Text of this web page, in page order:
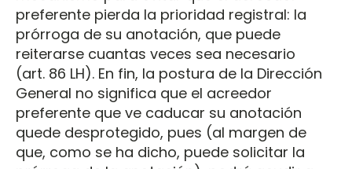
preferente pierda la prioridad registral: la
prórroga de su anotación, que puede
reiterarse cuantas veces sea necesario
(art. 86 LH). En fin, la postura de la Dirección
General no significa que el acreedor
preferente que ve caducar su anotación
quede desprotegido, pues (al margen de
que, como se ha dicho, puede solicitar la